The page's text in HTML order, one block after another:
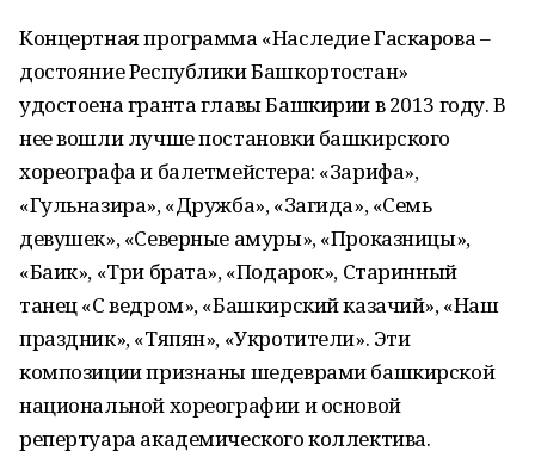
Концертная программа «Наследие Гаскарова –
достояние Республики Башкортостан»
удостоена гранта главы Башкирии в 2013 году. В
нее вошли лучше постановки башкирского
хореографа и балетмейстера: «Зарифа»,
«Гульназира», «Дружба», «Загида», «Семь
девушек», «Северные амуры», «Проказницы»,
«Баик», «Три брата», «Подарок», Старинный
танец «С ведром», «Башкирский казачий», «Наш
праздник», «Тяпян», «Укротители». Эти
композиции признаны шедеврами башкирской
национальной хореографии и основой
репертуара академического коллектива.